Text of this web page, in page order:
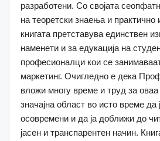
разработени. Со својата
на теоретски знаења и практично
книгата претставува единствен
наменети и за едукација на
професионалци кои се
маркетинг. Очигледно е дека
вложи многу време и труд за
значајна област во исто време да
осовремени и да ја доближи до
јасен и транспарентен начин.